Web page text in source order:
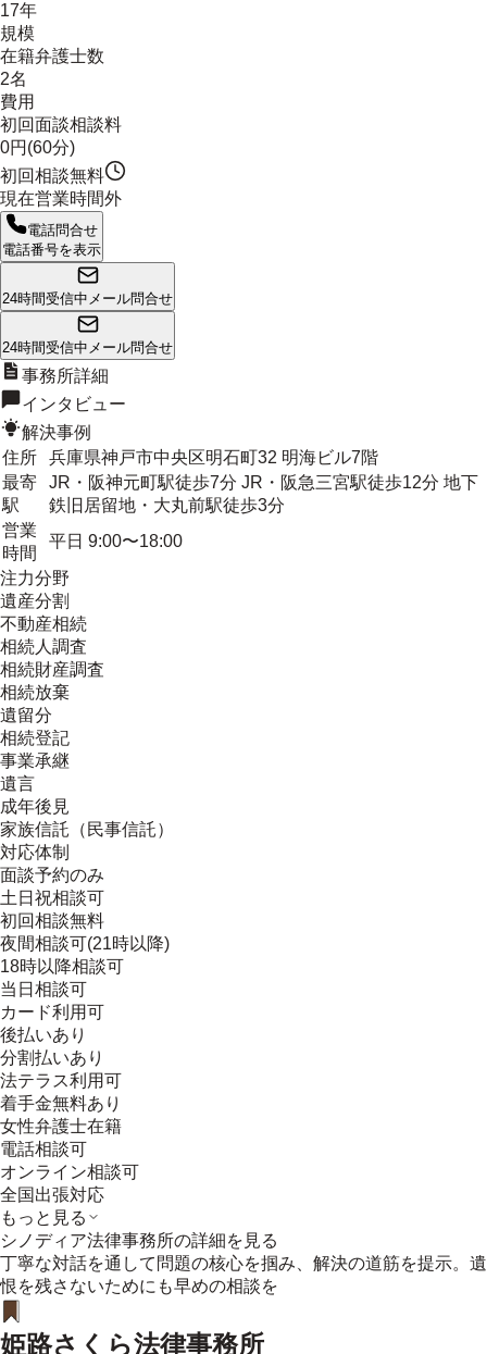
17年
規模
在籍弁護士数
2名
費用
初回面談相談料
0円(60分)
初回相談無料
現在営業時間外
電話問合せ
電話番号を表示
24時間受信中 メール問合せ
24時間受信中 メール問合せ
事務所詳細
インタビュー
解決事例
住所
兵庫県神戸市中央区明石町32 明海ビル7階
最寄
駅
JR・阪神元町駅徒歩7分 JR・阪急三宮駅徒歩12分 地下
鉄旧居留地・大丸前駅徒歩3分
営業
時間
平日 9:00〜18:00
注力分野
遺産分割
不動産相続
相続人調査
相続財産調査
相続放棄
遺留分
相続登記
事業承継
遺言
成年後見
家族信託（民事信託）
対応体制
面談予約のみ
土日祝相談可
初回相談無料
夜間相談可(21時以降)
18時以降相談可
当日相談可
カード利用可
後払いあり
分割払いあり
法テラス利用可
着手金無料あり
女性弁護士在籍
電話相談可
オンライン相談可
全国出張対応
もっと見る
シノディア法律事務所の詳細を見る
丁寧な対話を通して問題の核心を掴み、解決の道筋を提示。遺
恨を残さないためにも早めの相談を
姫路さくら法律事務所